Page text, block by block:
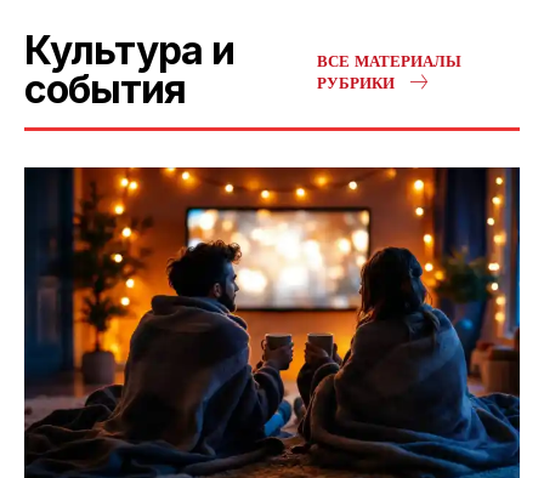
Культура и
события
ВСЕ МАТЕРИАЛЫ
РУБРИКИ